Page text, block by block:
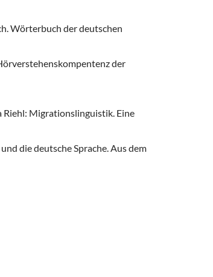
Wörterbuch der deutschen
der
Riehl: Migrationslinguistik. Eine
die deutsche Sprache. Aus dem